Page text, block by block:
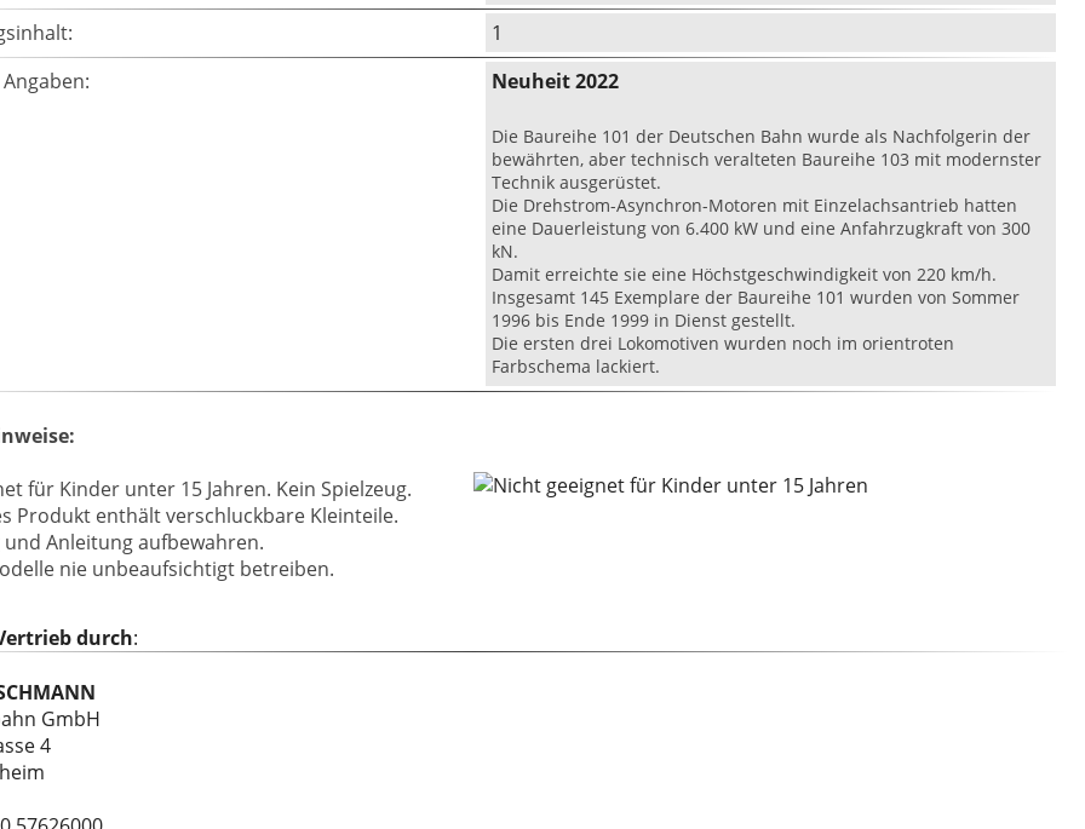
1
Neuheit 2022
Die Baureihe 101 der Deutschen Bahn wurde als Nachfolgerin der
bewährten, aber technisch veralteten Baureihe 103 mit modernster
Technik ausgerüstet.
Die Drehstrom-Asynchron-Motoren mit Einzelachsantrieb hatten
eine Dauerleistung von 6.400 kW und eine Anfahrzugkraft von 300
kN.
Damit erreichte sie eine Höchstgeschwindigkeit von 220 km/h.
Insgesamt 145 Exemplare der Baureihe 101 wurden von Sommer
1996 bis Ende 1999 in Dienst gestellt.
Die ersten drei Lokomotiven wurden noch im orientroten
Farbschema lackiert.
für Kinder unter 15 Jahren. Kein Spielzeug.
Produkt enthält verschluckbare Kleinteile.
Anleitung aufbewahren.
nie unbeaufsichtigt betreiben.
durch:
GmbH
4